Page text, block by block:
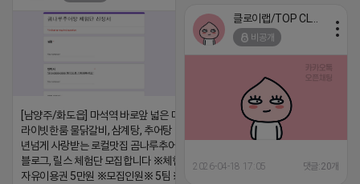
[남양주/화도읍] 마석역 바로앞 넓은 매장과, 프
라이빗한룸 물닭갈비, 삼계탕, 추어탕 맛집 10
년넘게 사랑받는 로컬맛집 곰나루추어탕에서
블로그, 릴스 체험단 모집합니다 ※체험메뉴※
자유이용권 5만원 ※모집인원※ 5팀 ※모집기
비공개
2026-04-18 17:05 댓글:20개